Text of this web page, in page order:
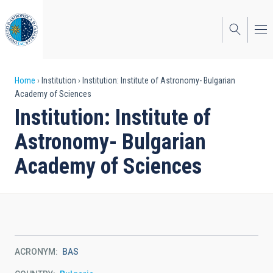
to
main
content
Breadcrumb
Home Institution
Institution: Institute of Astronomy- Bulgarian
Academy of Sciences
Institution: Institute of
Astronomy- Bulgarian
Academy of Sciences
ACRONYM BAS